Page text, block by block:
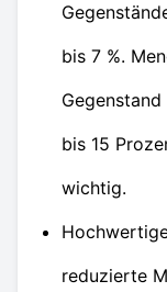
bis 7 %.
bis 15
wichtig.
reduzierte